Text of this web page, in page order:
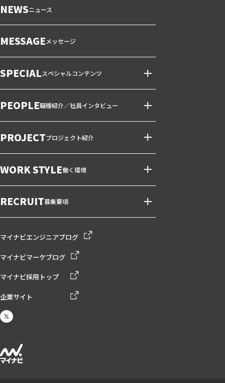
NEWSニュース
MESSAGEメッセージ
SPECIALスペシャルコンテンツ
PEOPLE職種紹介／社員インタビュー
PROJECTプロジェクト紹介
WORK STYLE働く環境
RECRUIT募集要項
マイナビエンジニアブログ
マイナビマーケブログ
マイナビ採用トップ
企業サイト